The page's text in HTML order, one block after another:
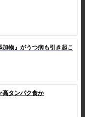
物』がうつ病も引き起こ
高タンパク食か